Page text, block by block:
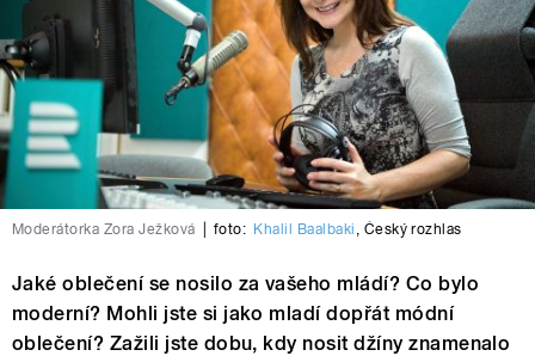
Moderátorka Zora Ježková foto: Khalil Baalbaki Český rozhlas
Jaké oblečení se nosilo za vašeho mládí? Co bylo
moderní? Mohli jste si jako mladí dopřát módní
oblečení? Zažili jste dobu, kdy nosit džíny znamenalo